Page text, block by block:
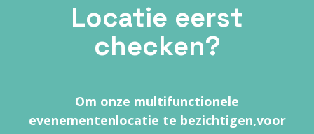
Locatie eerst
checken?
Om onze multifunctionele
evenementenlocatie te bezichtigen,voor